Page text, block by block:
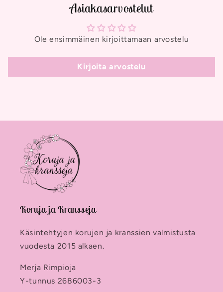
Asiakasarvostelut
Ole ensimmäinen kirjoittamaan arvostelu
Kirjoita arvostelu
Koruja ja Kransseja
Käsintehtyjen korujen ja kranssien valmistusta
vuodesta 2015 alkaen.
Merja Rimpioja
Y-tunnus 2686003-3